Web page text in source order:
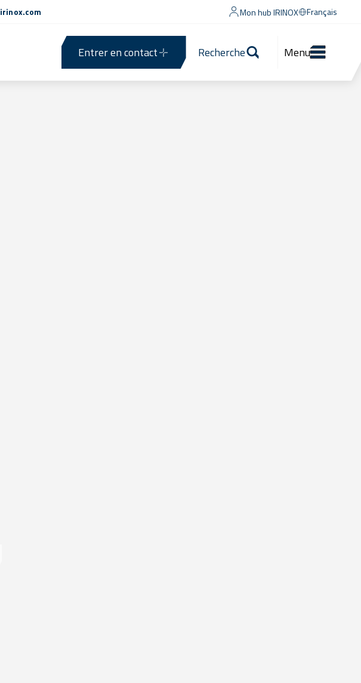
irinox.com Mon hub IRINOX Français
Entrer en contact Recherche Menu